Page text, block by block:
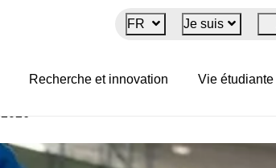
FR Je suis
Recherche et innovation Vie étudiante